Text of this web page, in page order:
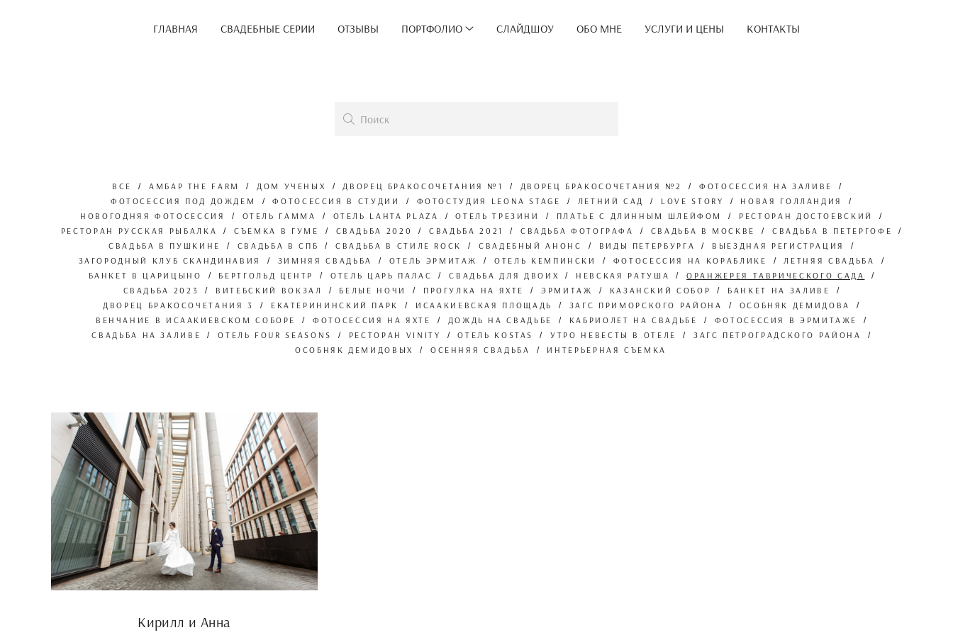
ГЛАВНАЯ СВАДЕБНЫЕ СЕРИИ ОТЗЫВЫ ПОРТФОЛИО СЛАЙДШОУ ОБО МНЕ УСЛУГИ И ЦЕНЫ КОНТАКТЫ
ВСЕ АМБАР THE FARM ДОМ УЧЕНЫХ ДВОРЕЦ БРАКОСОЧЕТАНИЯ №1 ДВОРЕЦ БРАКОСОЧЕТАНИЯ №2
ФОТОСЕССИЯ НА ЗАЛИВЕ
ФОТОСЕССИЯ ПОД ДОЖДЕМ
ФОТОСЕССИЯ В СТУДИИ ФОТОСТУДИЯ LEONA STAGE ЛЕТНИЙ САД LOVE STORY
НОВАЯ ГОЛЛАНДИЯ
НОВОГОДНЯЯ ФОТОСЕССИЯ
ОТЕЛЬ ГАММА ОТЕЛЬ LAHTA PLAZA ОТЕЛЬ ТРЕЗИНИ ПЛАТЬЕ С ДЛИННЫМ ШЛЕЙФОМ
РЕСТОРАН ДОСТОЕВСКИЙ
РЕСТОРАН РУССКАЯ РЫБАЛКА
СЪЕМКА В ГУМЕ СВАДЬБА 2020 СВАДЬБА 2021 СВАДЬБА ФОТОГРАФА СВАДЬБА В МОСКВЕ
СВАДЬБА В ПЕТЕРГОФЕ
СВАДЬБА В ПУШКИНЕ
СВАДЬБА В СПБ СВАДЬБА В СТИЛЕ ROCK СВАДЕБНЫЙ АНОНС ВИДЫ ПЕТЕРБУРГА
ВЫЕЗДНАЯ РЕГИСТРАЦИЯ
ЗАГОРОДНЫЙ КЛУБ СКАНДИНАВИЯ
ЗИМНЯЯ СВАДЬБА ОТЕЛЬ ЭРМИТАЖ ОТЕЛЬ КЕМПИНСКИ ФОТОСЕССИЯ НА КОРАБЛИКЕ
ЛЕТНЯЯ СВАДЬБА
БАНКЕТ В ЦАРИЦЫНО
БЕРТГОЛЬД ЦЕНТР ОТЕЛЬ ЦАРЬ ПАЛАС СВАДЬБА ДЛЯ ДВОИХ НЕВСКАЯ РАТУША
ОРАНЖЕРЕЯ ТАВРИЧЕСКОГО САДА
СВАДЬБА 2023
ВИТЕБСКИЙ ВОКЗАЛ БЕЛЫЕ НОЧИ ПРОГУЛКА НА ЯХТЕ ЭРМИТАЖ КАЗАНСКИЙ СОБОР
БАНКЕТ НА ЗАЛИВЕ
ДВОРЕЦ БРАКОСОЧЕТАНИЯ 3
ЕКАТЕРИНИНСКИЙ ПАРК ИСААКИЕВСКАЯ ПЛОЩАДЬ ЗАГС ПРИМОРСКОГО РАЙОНА
ОСОБНЯК ДЕМИДОВА
ВЕНЧАНИЕ В ИСААКИЕВСКОМ СОБОРЕ
ФОТОСЕССИЯ НА ЯХТЕ ДОЖДЬ НА СВАДЬБЕ КАБРИОЛЕТ НА СВАДЬБЕ
ФОТОСЕССИЯ В ЭРМИТАЖЕ
СВАДЬБА НА ЗАЛИВЕ
ОТЕЛЬ FOUR SEASONS РЕСТОРАН VINITY ОТЕЛЬ KOSTAS УТРО НЕВЕСТЫ В ОТЕЛЕ
ЗАГС ПЕТРОГРАДСКОГО РАЙОНА
ОСОБНЯК ДЕМИДОВЫХ
ОСЕННЯЯ СВАДЬБА ИНТЕРЬЕРНАЯ СЪЕМКА
Кирилл и Анна